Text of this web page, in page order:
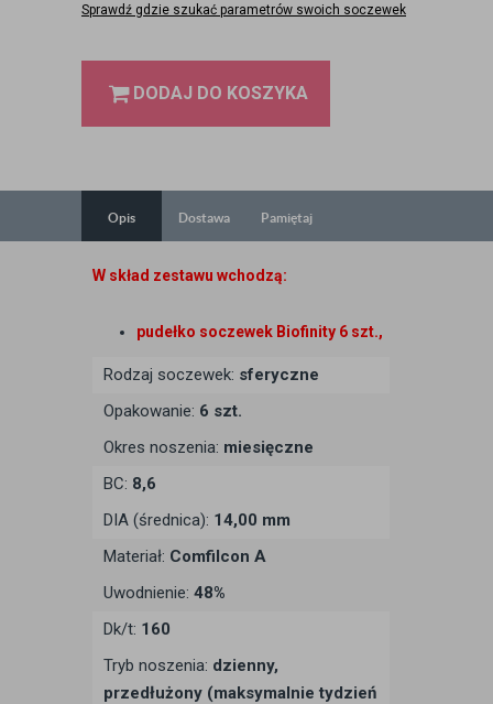
Sprawdź gdzie szukać parametrów swoich soczewek
DODAJ DO KOSZYKA
Opis Dostawa Pamiętaj
W skład zestawu wchodzą:
pudełko soczewek Biofinity 6 szt.,
Rodzaj soczewek: sferyczne
Opakowanie: 6 szt.
Okres noszenia: miesięczne
BC: 8,6
DIA (średnica): 14,00 mm
Materiał: Comfilcon A
Uwodnienie: 48%
Dk/t: 160
Tryb noszenia: dzienny,
przedłużony (maksymalnie tydzień